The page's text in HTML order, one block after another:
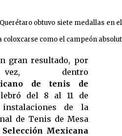
obtuvo siete medallas en
como el campeón
gran resultado, por
dentro
de tenis de
del 8 al 11 de
de la
de Tenis de Mesa
Selección Mexicana